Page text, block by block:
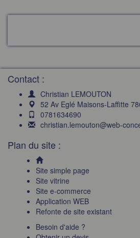
Contact :
Christian LEMOUTON
52 Av Eglé Maisons-Laffitte
0781634690
christian.lemouton@web-
Plan du site :
Site simple page
Site vitrine
Site e-commerce
Application WEB
Refonte de site existant
Besoin d'aide ?